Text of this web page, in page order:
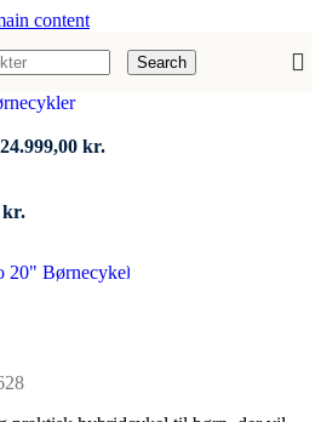
content
Search
Den
var:
24.999,00 kr.
kr.